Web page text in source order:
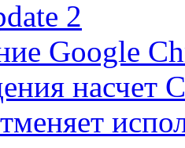
2
Google
насчет